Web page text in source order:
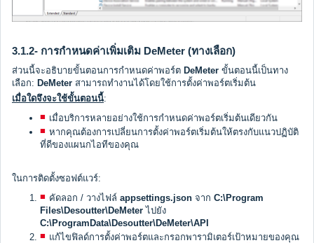
3.1.2- การกำหนดค่าเพิ่มเติม DeMeter (ทางเลือก)
ส่วนนี้จะอธิบายขั้นตอนการกำหนดค่าพอร์ต DeMeter ขั้นตอนนี้เป็นทาง
เลือก: DeMeter สามารถทำงานได้โดยใช้การตั้งค่าพอร์ตเริ่มต้น
เมื่อใดจึงจะใช้ขั้นตอนนี้:
เมื่อบริการหลายอย่างใช้การกำหนดค่าพอร์ตเริ่มต้นเดียวกัน
หากคุณต้องการเปลี่ยนการตั้งค่าพอร์ตเริ่มต้นให้ตรงกับแนวปฏิบัติ
ที่ดีของแผนกไอทีของคุณ
ในการติดตั้งซอฟต์แวร์:
คัดลอก / วางไฟล์ appsettings.json จาก C:\Program
Files\Desoutter\DeMeter ไปยัง
C:\ProgramData\Desoutter\DeMeter\API
แก้ไขฟิลด์การตั้งค่าพอร์ตและกรอกพารามิเตอร์เป้าหมายของคุณ